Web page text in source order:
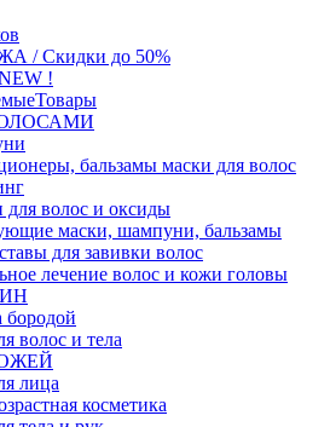
/ Скидки до 50%
!
бальзамы маски для волос
для волос и оксиды
маски, шампуни, бальзамы
для завивки волос
лечение волос и кожи головы
бородой
волос и тела
лица
косметика